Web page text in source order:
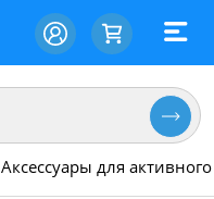
Аксессуары для